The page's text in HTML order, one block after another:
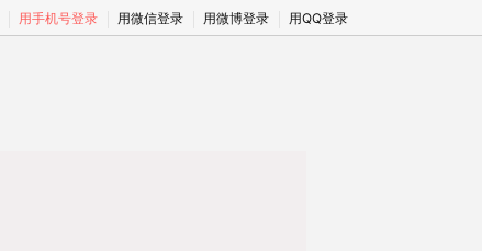
用手机号登录 用微信登录 用微博登录 用QQ登录